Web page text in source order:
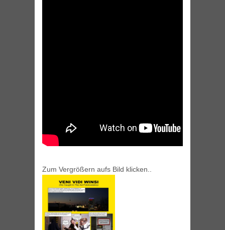
Zum Vergrößern aufs Bild klicken..